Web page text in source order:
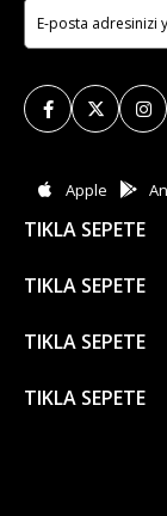
Apple
TIKLA SEPETE
TIKLA SEPETE
TIKLA SEPETE
TIKLA SEPETE